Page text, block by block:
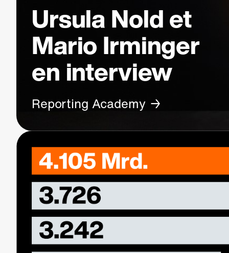
Ursula Nold et
Mario Irminger
en interview
Reporting Academy